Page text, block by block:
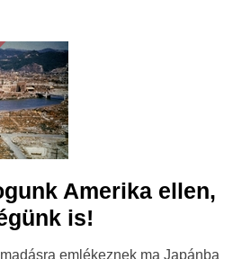
Amerika ellen,
is!
emlékeznek ma Japánba